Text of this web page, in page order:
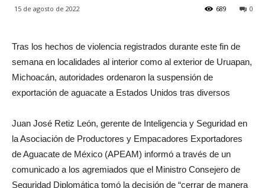
15 de agosto de 2022 0
689
Tras los hechos de violencia registrados durante este fin de
semana en localidades al interior como al exterior de Uruapan,
Michoacán, autoridades ordenaron la suspensión de
exportación de aguacate a Estados Unidos tras diversos
Juan José Retiz León, gerente de Inteligencia y Seguridad en
la Asociación de Productores y Empacadores Exportadores
de Aguacate de México (APEAM) informó a través de un
comunicado a los agremiados que el Ministro Consejero de
Seguridad Diplomática tomó la decisión de “cerrar de manera